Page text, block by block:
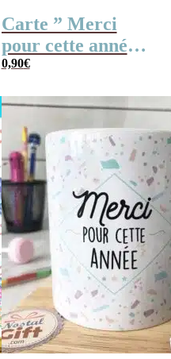
Carte ” Merci
pour cette année ”
– Collection
0,90€